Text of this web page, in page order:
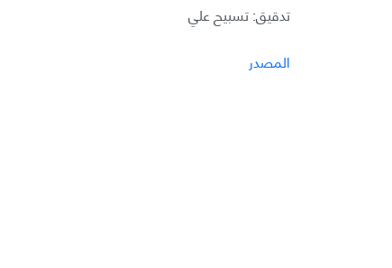
تدقيق: تسبيح علي
المصدر